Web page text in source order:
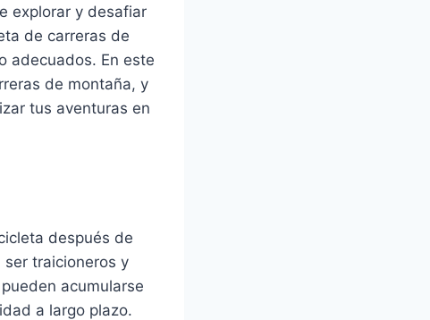
explorar y desafiar
de carreras de
adecuados. En este
de montaña, y
tus aventuras en
después de
traicioneros y
acumularse
a largo plazo.